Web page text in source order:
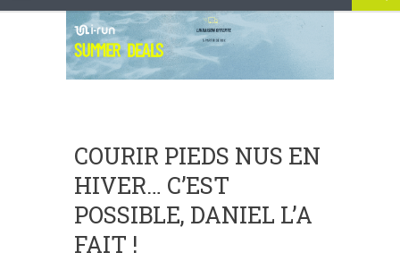
COURIR PIEDS NUS EN
HIVER… C’EST
POSSIBLE, DANIEL L’A
FAIT !